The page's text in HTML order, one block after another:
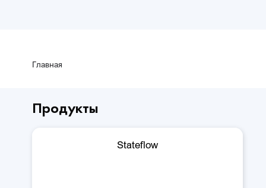
Главная
Продукты
Stateflow